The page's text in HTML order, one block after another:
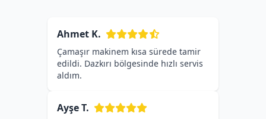
Ahmet K.
Çamaşır makinem kısa sürede tamir
edildi. Dazkırı bölgesinde hızlı servis
aldım.
Ayşe T.